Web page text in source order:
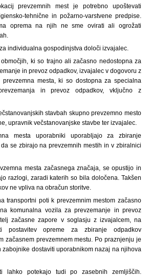
prevzemnih mest je potrebno upoštevati
tehnične in požarno-varstvene predpise.
oprema na njih ne sme ovirati ali ogrožati
individualna gospodinjstva določi izvajalec.
ki so trajno ali začasno nedostopna za
in prevoz odpadkov, izvajalec v dogovoru z
mesta, ki so dostopna za specialna
in prevoz odpadkov, vključno z
stavbah skupno prevzemno mesto
upravnik večstanovanjske stavbe ter izvajalec.
mesta uporabniki uporabljajo za zbiranje
se zbirajo na prevzemnih mestih in v zbiralnici
mesta začasnega značaja, se opustijo in
razlogi, zaradi katerih so bila določena. Takšen
ne vpliva na obračun storitve.
transportni poti k prevzemnim mestom začasno
komunalna vozila za prevzemanje in prevoz
začasne zapore v soglasju z izvajalcem, na
postavitev opreme za zbiranje odpadkov
začasnem prevzemnem mestu. Po praznjenju je
dostaviti uporabnikom nazaj na njihova
lahko potekajo tudi po zasebnih zemljiščih.